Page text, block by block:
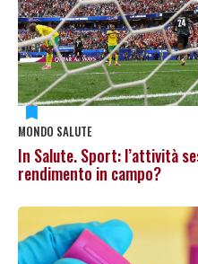
MONDO SALUTE
In Salute. Sport: l’attività
rendimento in campo?